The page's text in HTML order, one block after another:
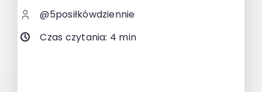
@5posiłkówdziennie
Czas czytania: 4 min